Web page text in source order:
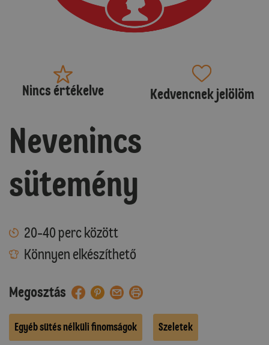
Nincs értékelve Kedvencnek jelölöm
Nevenincs
sütemény
20-40 perc között
Könnyen elkészíthető
Megosztás
Egyéb sütés nélküli finomságok Szeletek